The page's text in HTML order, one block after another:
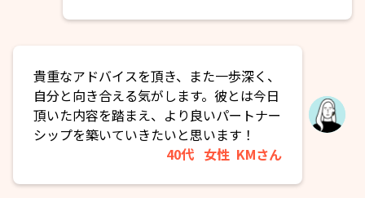
貴重なアドバイスを頂き、また一歩深く、
自分と向き合える気がします。彼とは今日
頂いた内容を踏まえ、より良いパートナー
シップを築いていきたいと思います！
40代 女性 KMさん